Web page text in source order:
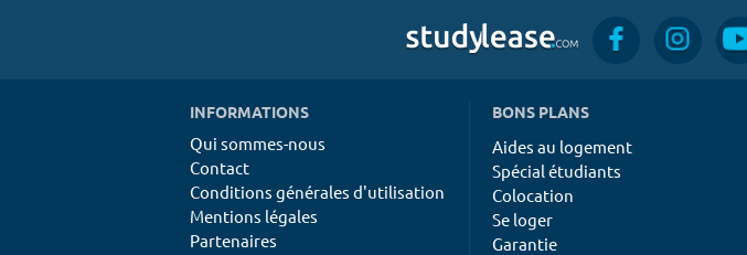
INFORMATIONS
Qui sommes-nous
Contact
Conditions générales d'utilisation
Mentions légales
Partenaires
BONS PLANS
Aides au logement
Spécial étudiants
Colocation
Se loger
Garantie